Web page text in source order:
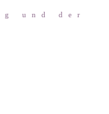
und der